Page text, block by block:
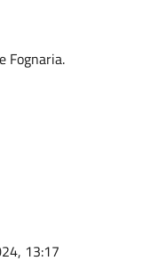
Fognaria.
13:17